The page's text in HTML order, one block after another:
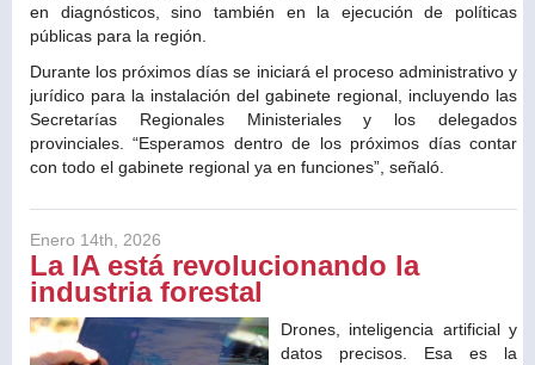
en diagnósticos, sino también en la ejecución de políticas
públicas para la región.
Durante los próximos días se iniciará el proceso administrativo y
jurídico para la instalación del gabinete regional, incluyendo las
Secretarías Regionales Ministeriales y los delegados
provinciales. “Esperamos dentro de los próximos días contar
con todo el gabinete regional ya en funciones”, señaló.
Enero 14th, 2026
La IA está revolucionando la
industria forestal
Drones, inteligencia artificial y
datos precisos. Esa es la